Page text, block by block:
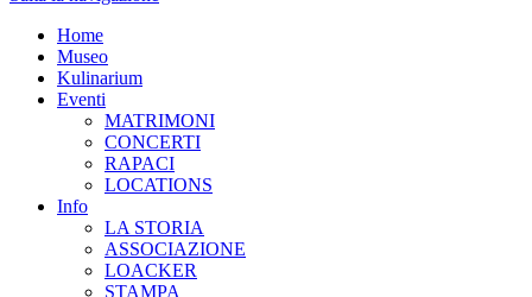
Home
Museo
Kulinarium
Eventi
MATRIMONI
CONCERTI
RAPACI
LOCATIONS
Info
LA STORIA
ASSOCIAZIONE
LOACKER
STAMPA